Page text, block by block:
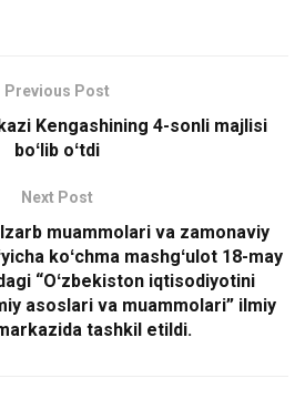
Previous Post
Kengashining 4-sonli majlisi
boʻlib oʻtdi
Next Post
muammolari va zamonaviy
koʻchma mashgʻulot 18-may
“Oʻzbekiston iqtisodiyotini
asoslari va muammolari” ilmiy
tashkil etildi.